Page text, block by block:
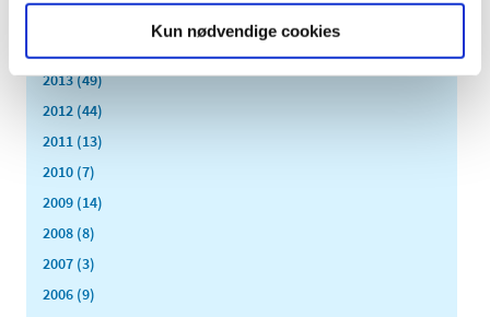
Kun nødvendige cookies
2013 (49)
2012 (44)
2011 (13)
2010 (7)
2009 (14)
2008 (8)
2007 (3)
2006 (9)